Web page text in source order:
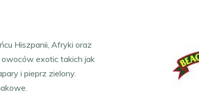
Hiszpanii, Afryki oraz
exotic takich jak
i pieprz zielony.